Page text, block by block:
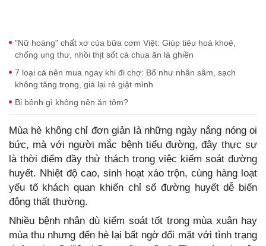
"Nữ hoàng" chất xơ của bữa cơm Việt: Giúp tiêu hoá khoẻ,
chống ung thư, nhồi thịt sốt cà chua ăn là ghiền
7 loại cá nên mua ngay khi đi chợ: Bổ như nhân sâm, sạch
không tăng trọng, giá lại rẻ giật mình
Bị bệnh gì không nên ăn tôm?
Mùa hè không chỉ đơn giản là những ngày nắng nóng oi
bức, mà với người mắc bệnh tiểu đường, đây thực sự
là thời điểm đầy thử thách trong việc kiểm soát đường
huyết. Nhiệt độ cao, sinh hoạt xáo trộn, cùng hàng loạt
yếu tố khách quan khiến chỉ số đường huyết dễ biến
động thất thường.
Nhiều bệnh nhân dù kiểm soát tốt trong mùa xuân hay
mùa thu nhưng đến hè lại bất ngờ đối mặt với tình trạng